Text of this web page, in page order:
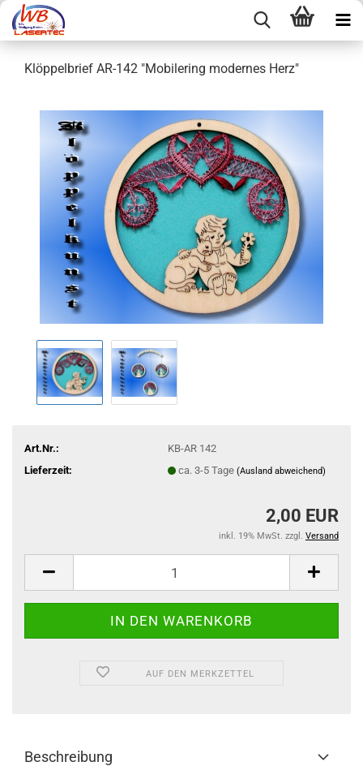
Klöppelbrief AR-142 "Mobilering modernes Herz"
Art.Nr.:
KB-AR 142
Lieferzeit:
ca. 3-5 Tage (Ausland abweichend)
2,00 EUR
inkl. 19% MwSt. zzgl. Versand
AUF DEN MERKZETTEL
Beschreibung